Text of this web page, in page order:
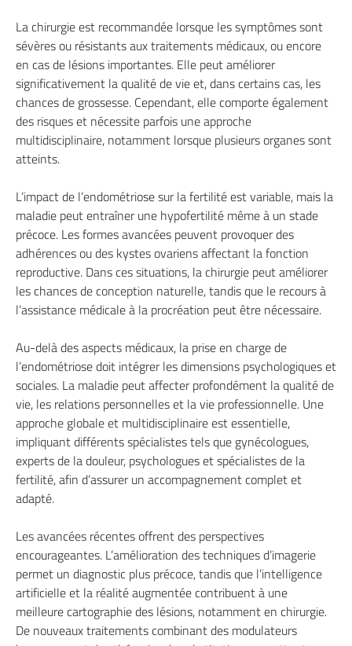
La chirurgie est recommandée lorsque les symptômes sont
sévères ou résistants aux traitements médicaux, ou encore
en cas de lésions importantes. Elle peut améliorer
significativement la qualité de vie et, dans certains cas, les
chances de grossesse. Cependant, elle comporte également
des risques et nécessite parfois une approche
multidisciplinaire, notamment lorsque plusieurs organes sont
atteints.
L’impact de l’endométriose sur la fertilité est variable, mais la
maladie peut entraîner une hypofertilité même à un stade
précoce. Les formes avancées peuvent provoquer des
adhérences ou des kystes ovariens affectant la fonction
reproductive. Dans ces situations, la chirurgie peut améliorer
les chances de conception naturelle, tandis que le recours à
l’assistance médicale à la procréation peut être nécessaire.
Au-delà des aspects médicaux, la prise en charge de
l’endométriose doit intégrer les dimensions psychologiques et
sociales. La maladie peut affecter profondément la qualité de
vie, les relations personnelles et la vie professionnelle. Une
approche globale et multidisciplinaire est essentielle,
impliquant différents spécialistes tels que gynécologues,
experts de la douleur, psychologues et spécialistes de la
fertilité, afin d’assurer un accompagnement complet et
adapté.
Les avancées récentes offrent des perspectives
encourageantes. L’amélioration des techniques d’imagerie
permet un diagnostic plus précoce, tandis que l’intelligence
artificielle et la réalité augmentée contribuent à une
meilleure cartographie des lésions, notamment en chirurgie.
De nouveaux traitements combinant des modulateurs